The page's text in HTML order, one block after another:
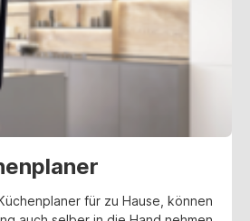
für zu Hause, können